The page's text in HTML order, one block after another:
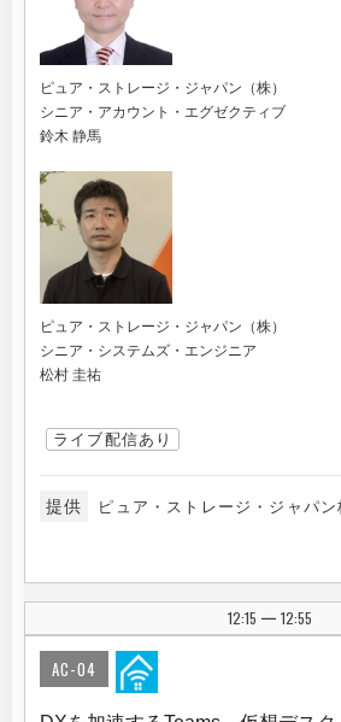
ピュア・ストレージ・ジャパン（株）
シニア・アカウント・エグゼクティブ
鈴木 静馬
ピュア・ストレージ・ジャパン（株）
シニア・システムズ・エンジニア
松村 圭祐
ライブ配信あり
提供 ピュア・ストレージ・ジャパン
12:15 | 12:55
AC-04